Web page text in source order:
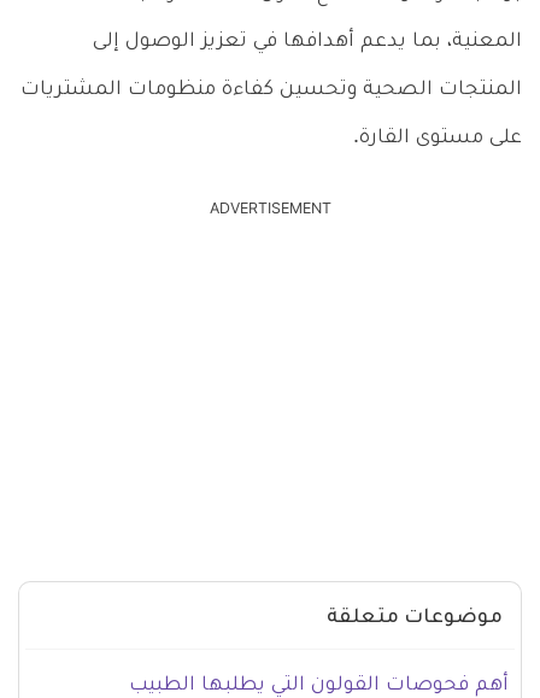
المعنية، بما يدعم أهدافها في تعزيز الوصول إلى
المنتجات الصحية وتحسين كفاءة منظومات المشتريات
على مستوى القارة.
ADVERTISEMENT
موضوعات متعلقة
أهم فحوصات القولون التي يطلبها الطبيب